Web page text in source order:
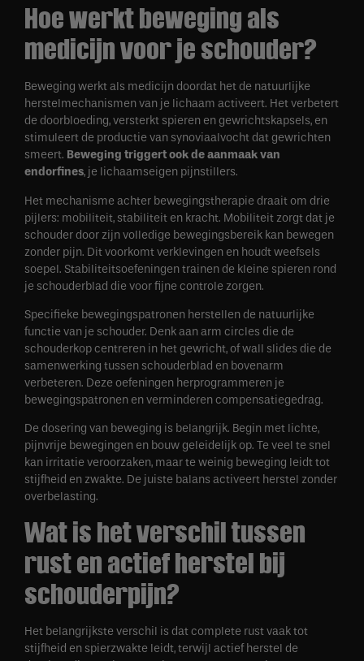
Hoe werkt beweging als
medicijn voor je schouder?
Beweging werkt als medicijn doordat het de natuurlijke
herstelmechanismen van je lichaam activeert. Het verbetert
de doorbloeding, versterkt spieren en gewrichtskapsels, en
stimuleert de productie van synoviaalvocht dat gewrichten
smeert. Beweging triggert ook de aanmaak van
endorfines, je lichaamseigen pijnstillers.
Het mechanisme achter bewegingstherapie draait om drie
pijlers: mobiliteit, stabiliteit en kracht. Mobiliteit zorgt dat je
schouder door zijn volledige bewegingsbereik kan bewegen
zonder pijn. Dit voorkomt verklevingen en houdt weefsels
soepel. Stabiliteitsoefeningen trainen de kleine spieren rond
je schouderblad die voor fijne controle zorgen.
Specifieke bewegingspatronen herstellen de natuurlijke
functie van je schouder. Denk aan arm circles die de
schouderkop centreren in het gewricht, of wall slides die de
samenwerking tussen schouderblad en bovenarm
verbeteren. Deze oefeningen herprogrammeren je
bewegingspatronen en verminderen compensatiegedrag.
De dosering van beweging is belangrijk. Begin met lichte,
pijnvrije bewegingen en bouw geleidelijk op. Te veel te snel
kan irritatie veroorzaken, maar te weinig beweging leidt tot
stijfheid en zwakte. De juiste balans activeert herstel zonder
overbelasting.
Wat is het verschil tussen
rust en actief herstel bij
schouderpijn?
Het belangrijkste verschil is dat complete rust vaak tot
stijfheid en spierzwakte leidt, terwijl actief herstel de